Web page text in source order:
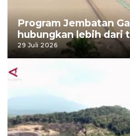
Program Jembatan
hubungkan lebih dari
29 Juli 2026